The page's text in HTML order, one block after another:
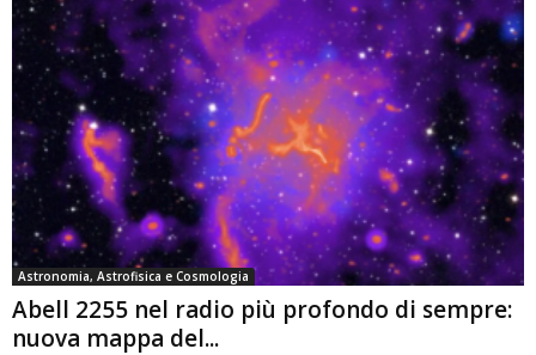
Astronomia, Astrofisica e Cosmologia
Abell 2255 nel radio più profondo di sempre:
nuova mappa del...